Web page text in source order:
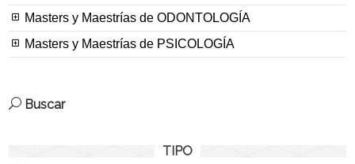
Masters y Maestrías de ODONTOLOGÍA
Masters y Maestrías de PSICOLOGÍA
Buscar
TIPO